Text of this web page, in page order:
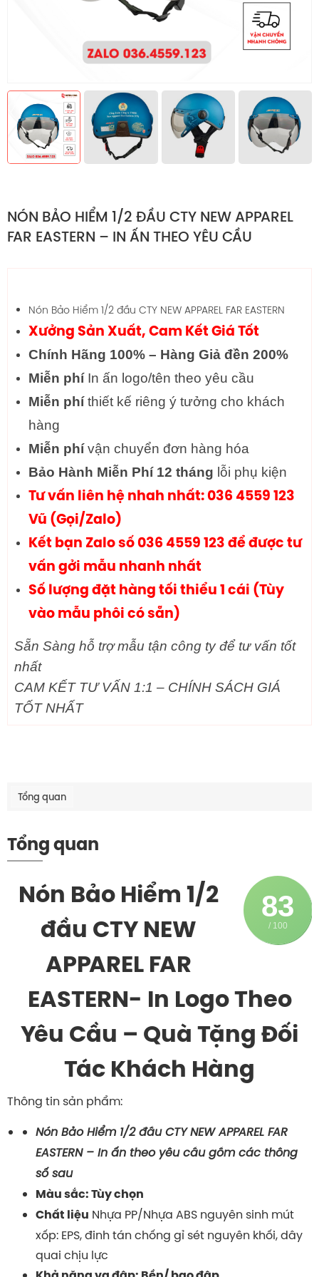
NÓN BẢO HIỂM 1/2 ĐẦU CTY NEW APPAREL
FAR EASTERN – IN ẤN THEO YÊU CẦU
Nón Bảo Hiểm 1/2 đầu CTY NEW APPAREL FAR EASTERN
Xưởng Sản Xuất, Cam Kết Giá Tốt
Chính Hãng 100% – Hàng Giả đền 200%
Miễn phí In ấn logo/tên theo yêu cầu
Miễn phíthiết kế riêng ý tưởng cho khách
hàng
Miễn phívận chuyển đơn hàng hóa
Bảo Hành Miễn Phí 12 tháng lỗi phụ kiện
Tư vấn liên hệ nhah nhất: 036 4559 123
Vũ (Gọi/Zalo)
Kết bạn Zalo số 036 4559 123 để được tư
vấn gởi mẫu nhanh nhất
Số lượng đặt hàng tối thiểu 1 cái (Tùy
vào mẫu phôi có sẵn)
Sẵn Sàng hỗ trợ mẫu tận công ty để tư vấn tốt
nhất
CAM KẾT TƯ VẤN 1:1 – CHÍNH SÁCH GIÁ
TỐT NHẤT
Tổng quan
Tổng quan
83
/ 100
Nón Bảo Hiểm 1/2
đầu CTY NEW
APPAREL FAR
EASTERN- In Logo Theo
Yêu Cầu – Quà Tặng Đối
Tác Khách Hàng
Thông tin sản phẩm:
Nón Bảo Hiểm 1/2 đầu CTY NEW APPAREL FAR
EASTERN – In ấn theo yêu cầu gồm các thông
số sau
Màu sắc: Tùy chọn
Chất liệu Nhựa PP/Nhựa ABS nguyên sinh mút
xốp: EPS, đinh tán chống gỉ sét nguyên khối, dây
quai chịu lực